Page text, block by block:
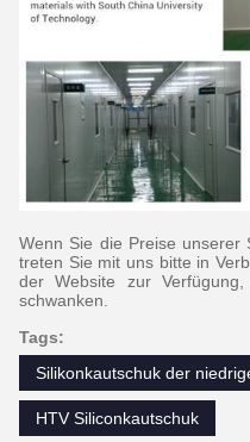
Wenn Sie die Preise unserer
treten Sie mit uns bitte in
der Website zur
schwanken.
Tags:
Silikonkautschuk der
HTV Siliconkautschuk